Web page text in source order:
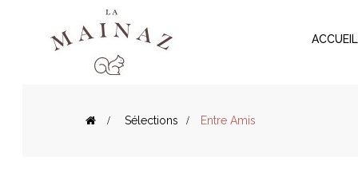
ACCUEIL
> Sélections > Entre Amis